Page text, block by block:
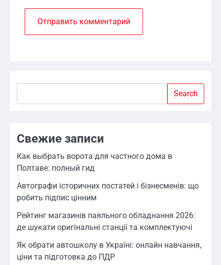
Search
Свежие записи
Как выбрать ворота для частного дома в
Полтаве: полный гид
Автографи історичних постатей і бізнесменів: що
робить підпис цінним
Рейтинг магазинів паяльного обладнання 2026:
де шукати оригінальні станції та комплектуючі
Як обрати автошколу в Україні: онлайн навчання,
ціни та підготовка до ПДР